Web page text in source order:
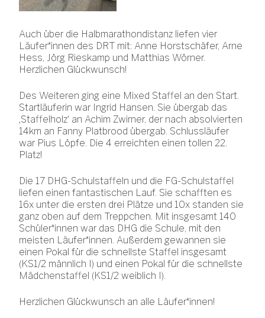
Auch über die Halbmarathondistanz liefen vier
Läufer*innen des DRT mit: Anne Horstschäfer, Arne
Hess, Jörg Rieskamp und Matthias Wörner.
Herzlichen Glückwunsch!
Des Weiteren ging eine Mixed Staffel an den Start.
Startläuferin war Ingrid Hansen. Sie übergab das
‚Staffelholz‘ an Achim Zwirner, der nach absolvierten
14km an Fanny Platbrood übergab. Schlussläufer
war Pius Löpfe. Die 4 erreichten einen tollen 22.
Platz!
Die 17 DHG-Schulstaffeln und die FG-Schulstaffel
liefen einen fantastischen Lauf. Sie schafften es
16x unter die ersten drei Plätze und 10x standen sie
ganz oben auf dem Treppchen. Mit insgesamt 140
Schüler*innen war das DHG die Schule, mit den
meisten Läufer*innen. Außerdem gewannen sie
einen Pokal für die schnellste Staffel insgesamt
(KS1/2 männlich I) und einen Pokal für die schnellste
Mädchenstaffel (KS1/2 weiblich I).
Herzlichen Glückwunsch an alle Läufer*innen!